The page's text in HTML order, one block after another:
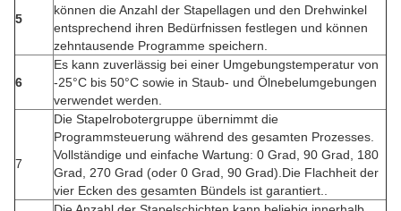
5
können die Anzahl der Stapellagen und den Drehwinkel
entsprechend ihren Bedürfnissen festlegen und können
zehntausende Programme speichern.
6
Es kann zuverlässig bei einer Umgebungstemperatur von
-25°C bis 50°C sowie in Staub- und Ölnebelumgebungen
verwendet werden.
7
Die Stapelrobotergruppe übernimmt die
Programmsteuerung während des gesamten Prozesses.
Vollständige und einfache Wartung: 0 Grad, 90 Grad, 180
Grad, 270 Grad (oder 0 Grad, 90 Grad).Die Flachheit der
vier Ecken des gesamten Bündels ist garantiert..